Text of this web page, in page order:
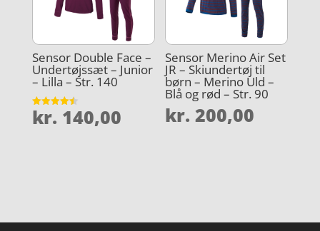
Sensor Double Face –
Undertøjssæt – Junior
– Lilla – Str. 140
Vurderet
4.5
kr. 140,00
Sensor Merino Air Set
JR – Skiundertøj til
børn – Merino Uld –
Blå og rød – Str. 90
kr. 200,00